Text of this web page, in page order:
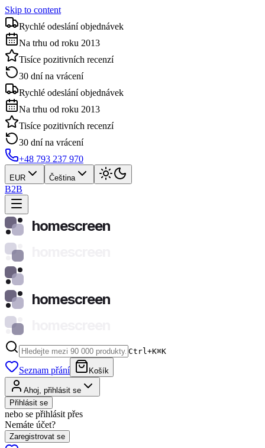
Skip to content
Rychlé odeslání objednávek
Na trhu od roku 2013
Tisíce pozitivních recenzí
30 dní na vrácení
Rychlé odeslání objednávek
Na trhu od roku 2013
Tisíce pozitivních recenzí
30 dní na vrácení
+48 793 237 970
EUR Čeština
B2B
homescreen
homescreen
Ctrl+K⌘K
Seznam přání Košík
Ahoj, přihlásit se
Přihlásit se
nebo se přihlásit přes
Nemáte účet?
Zaregistrovat se